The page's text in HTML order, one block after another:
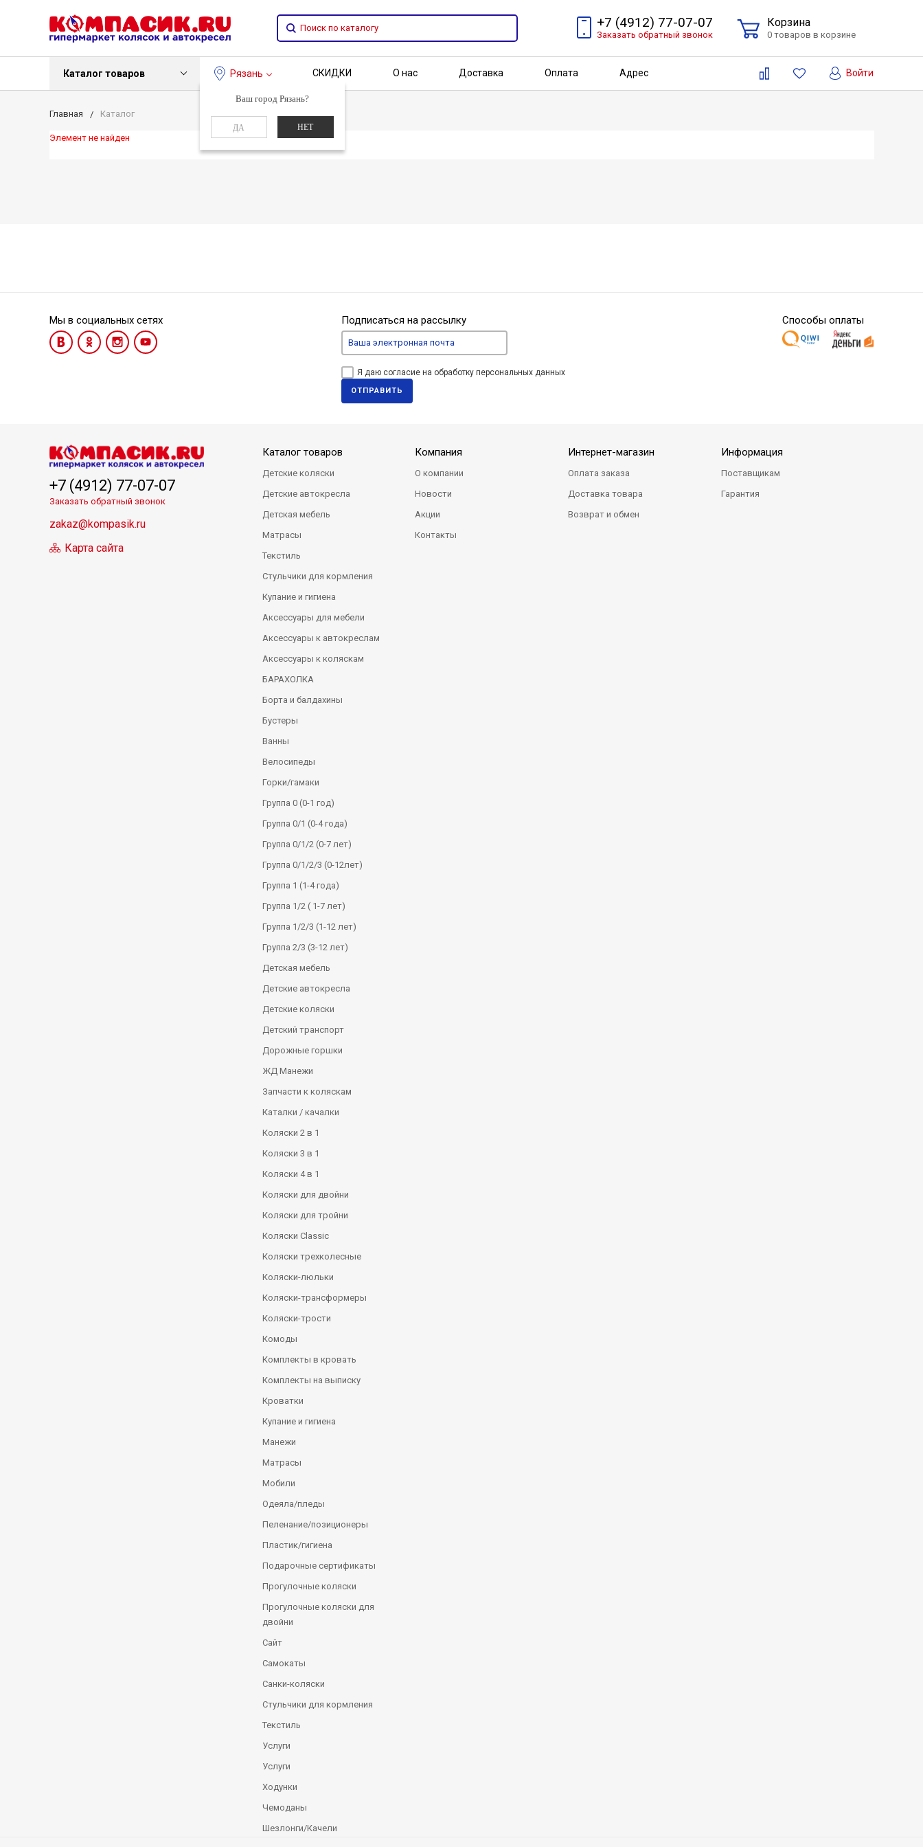
+7 (4912) 77-07-07
Заказать обратный звонок
Корзина
0 товаров в корзине
Каталог товаров Рязань
Ваш город Рязань?
ДА НЕТ
СКИДКИ О нас Доставка Оплата Адрес Войти
Главная Каталог
Элемент не найден
Мы в социальных сетях Подписаться на рассылку
Я даю согласие на обработку персональных данных
ОТПРАВИТЬ
Способы оплаты
+7 (4912) 77-07-07
Заказать обратный звонок
zakaz@kompasik.ru
Карта сайта
Каталог товаров
Детские коляски
Детские автокресла
Детская мебель
Матрасы
Текстиль
Стульчики для кормления
Купание и гигиена
Аксессуары для мебели
Аксессуары к автокреслам
Аксессуары к коляскам
БАРАХОЛКА
Борта и балдахины
Бустеры
Ванны
Велосипеды
Горки/гамаки
Группа 0 (0-1 год)
Группа 0/1 (0-4 года)
Группа 0/1/2 (0-7 лет)
Группа 0/1/2/3 (0-12лет)
Группа 1 (1-4 года)
Группа 1/2 ( 1-7 лет)
Группа 1/2/3 (1-12 лет)
Группа 2/3 (3-12 лет)
Детская мебель
Детские автокресла
Детские коляски
Детский транспорт
Дорожные горшки
ЖД Манежи
Запчасти к коляскам
Каталки / качалки
Коляски 2 в 1
Коляски 3 в 1
Коляски 4 в 1
Коляски для двойни
Коляски для тройни
Коляски Сlassic
Коляски трехколесные
Коляски-люльки
Коляски-трансформеры
Коляски-трости
Комоды
Комплекты в кровать
Комплекты на выписку
Кроватки
Купание и гигиена
Манежи
Матрасы
Мобили
Одеяла/пледы
Пеленание/позиционеры
Пластик/гигиена
Подарочные сертификаты
Прогулочные коляски
Прогулочные коляски для
двойни
Сайт
Самокаты
Санки-коляски
Стульчики для кормления
Текстиль
Услуги
Услуги
Ходунки
Чемоданы
Шезлонги/Качели
Компания
О компании
Новости
Акции
Контакты
Интернет-магазин
Оплата заказа
Доставка товара
Возврат и обмен
Информация
Поставщикам
Гарантия